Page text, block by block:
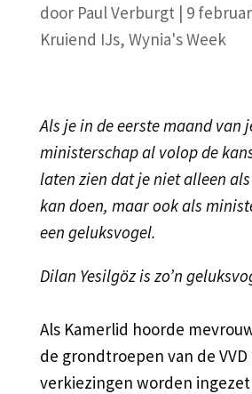
door Paul Verburgt | 9
Kruiend IJs, Wynia's Week
Als je in de eerste maand van
ministerschap al volop de
laten zien dat je niet alleen
kan doen, maar ook als
een geluksvogel.
Dilan Yesilgöz is zo’n
Als Kamerlid hoorde
de grondtroepen van de
verkiezingen worden